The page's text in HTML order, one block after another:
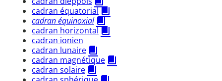
cadran équatorial
cadran équinoxial
cadran horizontal
cadran ionien
cadran lunaire
cadran magnétique
cadran solaire